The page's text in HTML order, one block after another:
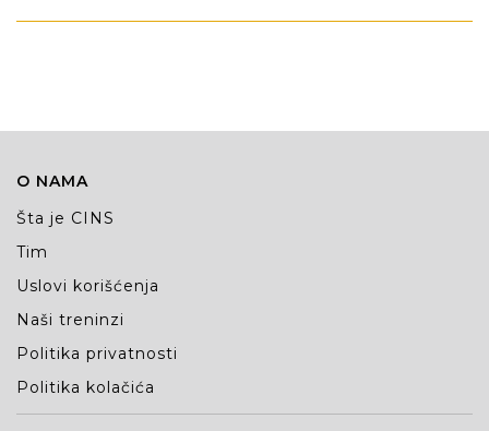
O NAMA
Šta je CINS
Tim
Uslovi korišćenja
Naši treninzi
Politika privatnosti
Politika kolačića